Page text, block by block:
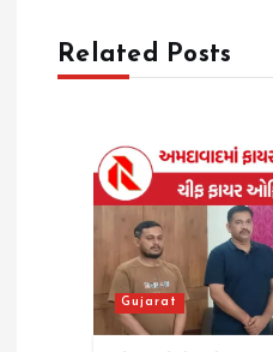
vRelated Posts
Gujarat